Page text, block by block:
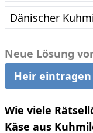
Dänischer
Neue Lösung
Heir eintragen
Wie viele
Käse aus